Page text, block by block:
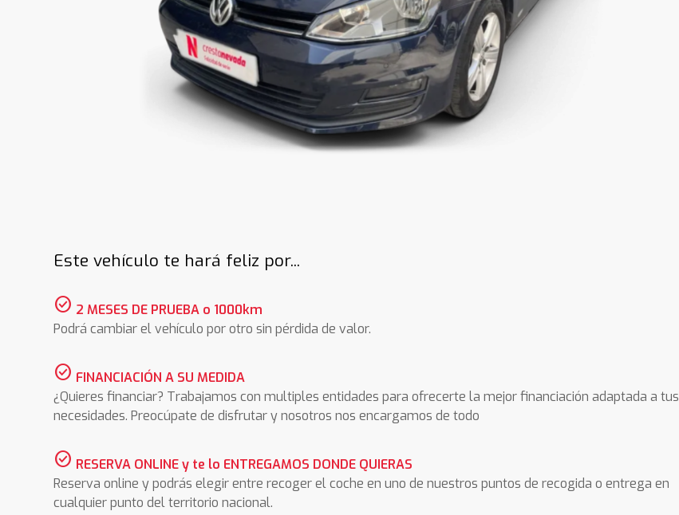
Este vehículo te hará feliz por...
check_circle 2 MESES DE PRUEBA o 1000km
Podrá cambiar el vehículo por otro sin pérdida de valor.
check_circle FINANCIACIÓN A SU MEDIDA
¿Quieres financiar? Trabajamos con multiples entidades para ofrecerte la mejor financiación adaptada a tus
necesidades. Preocúpate de disfrutar y nosotros nos encargamos de todo
check_circle RESERVA ONLINE y te lo ENTREGAMOS DONDE QUIERAS
Reserva online y podrás elegir entre recoger el coche en uno de nuestros puntos de recogida o entrega en
cualquier punto del territorio nacional.